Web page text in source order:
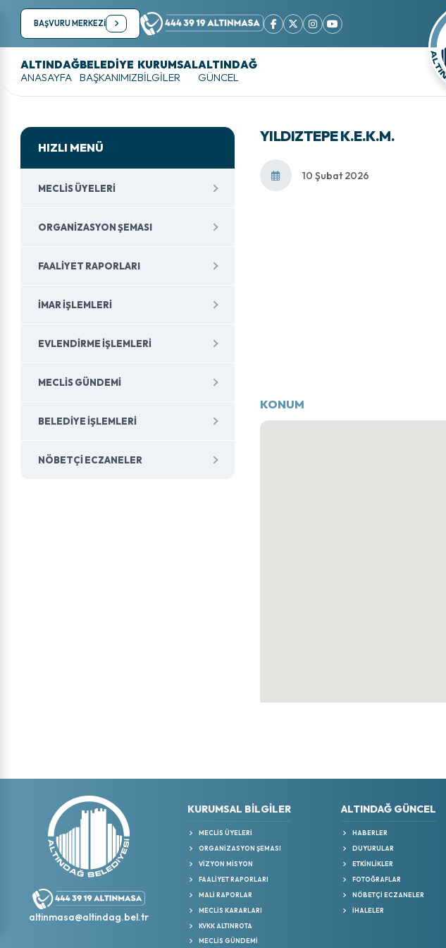
BAŞVURU MERKEZİ
ALTINDAĞ
ANASAYFA
BELEDİYE
BAŞKANIMIZ
KURUMSAL
BİLGİLER
ALTINDAĞ
GÜNCEL
YILDIZTEPE K.E.K.M.
10 Şubat 2026
KONUM
HIZLI MENÜ
MECLIS ÜYELERI
ORGANIZASYON ŞEMASI
FAALIYET RAPORLARI
İMAR İŞLEMLERI
EVLENDIRME İŞLEMLERI
MECLIS GÜNDEMI
BELEDIYE İŞLEMLERI
NÖBETÇI ECZANELER
altinmasa@altindag.bel.tr
KURUMSAL BİLGİLER
MECLIS ÜYELERI
ORGANIZASYON ŞEMASI
VIZYON MISYON
FAALIYET RAPORLARI
MALI RAPORLAR
MECLIS KARARLARI
KVKK ALTINROTA
MECLIS GÜNDEMI
ALTINDAĞ GÜNCEL
HABERLER
DUYURULAR
ETKİNLİKLER
FOTOĞRAFLAR
NÖBETÇİ ECZANELER
İHALELER